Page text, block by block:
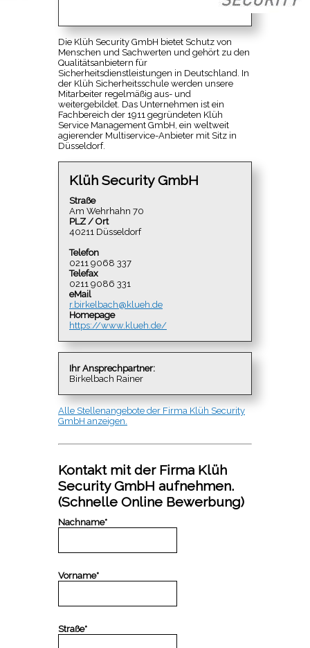
Die Klüh Security GmbH bietet Schutz von
Menschen und Sachwerten und gehört zu den
Qualitätsanbietern für
Sicherheitsdienstleistungen in Deutschland. In
der Klüh Sicherheitsschule werden unsere
Mitarbeiter regelmäßig aus- und
weitergebildet. Das Unternehmen ist ein
Fachbereich der 1911 gegründeten Klüh
Service Management GmbH, ein weltweit
agierender Multiservice-Anbieter mit Sitz in
Düsseldorf.
Klüh Security GmbH
Straße
Am Wehrhahn 70
PLZ / Ort
40211 Düsseldorf
Telefon
0211 9068 337
Telefax
0211 9086 331
eMail
r.birkelbach@klueh.de
Homepage
https://www.klueh.de/
Ihr Ansprechpartner:
Birkelbach Rainer
Alle Stellenangebote der Firma Klüh Security
GmbH anzeigen.
Kontakt mit der Firma Klüh
Security GmbH aufnehmen.
(Schnelle Online Bewerbung)
Nachname*
Vorname*
Straße*